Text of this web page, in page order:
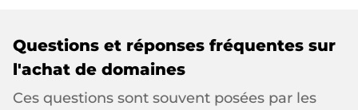
Questions et réponses fréquentes sur
l'achat de domaines
Ces questions sont souvent posées par les